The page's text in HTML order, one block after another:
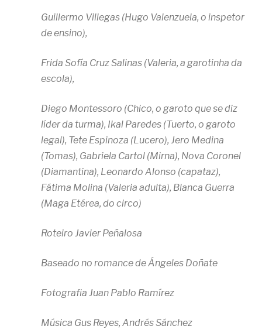
Guillermo Villegas (Hugo Valenzuela, o inspetor
de ensino),
Frida Sofía Cruz Salinas (Valeria, a garotinha da
escola),
Diego Montessoro (Chico, o garoto que se diz
líder da turma), Ikal Paredes (Tuerto, o garoto
legal), Tete Espinoza (Lucero), Jero Medina
(Tomas), Gabriela Cartol (Mirna), Nova Coronel
(Diamantina), Leonardo Alonso (capataz),
Fátima Molina (Valeria adulta), Blanca Guerra
(Maga Etérea, do circo)
Roteiro Javier Peñalosa
Baseado no romance de Ángeles Doñate
Fotografia Juan Pablo Ramírez
Música Gus Reyes, Andrés Sánchez